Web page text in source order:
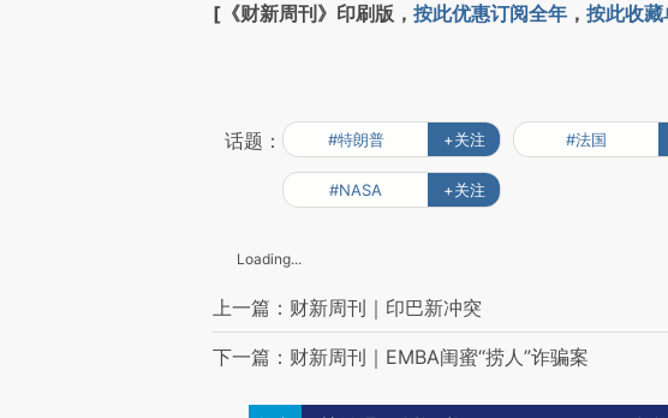
[《财新周刊》印刷版， 按此优惠订阅全年 ， 按此收藏
话题： #特朗普 +关注 #法国
#NASA +关注
Loading...
上一篇：财新周刊｜印巴新冲突
下一篇：财新周刊｜EMBA闺蜜“捞人”诈骗案